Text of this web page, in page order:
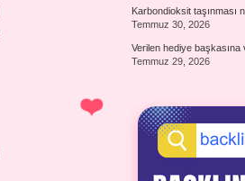
Karbondioksit taşınması
Temmuz 30, 2026
Verilen hediye başkasına
Temmuz 29, 2026